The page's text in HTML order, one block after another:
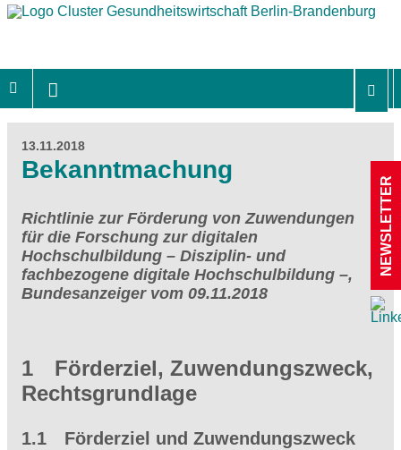
13.11.2018
Bekanntmachung
Richtlinie zur Förderung von Zuwendungen
für die Forschung zur digitalen
Hochschulbildung – Disziplin- und
fachbezogene digitale Hochschulbildung –,
Bundesanzeiger vom 09.11.2018
1 Förderziel, Zuwendungszweck,
Rechtsgrundlage
1.1 Förderziel und Zuwendungszweck
NEWSLETTER